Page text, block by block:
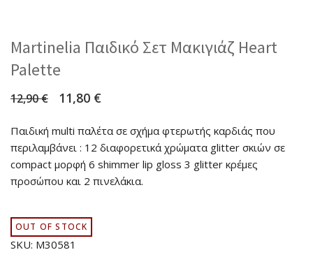
Martinelia Παιδικό Σετ Μακιγιάζ Heart
Palette
12,90€ 11,80 €
Παιδική multi παλέτα σε σχήμα φτερωτής καρδιάς που
περιλαμβάνει : 12 διαφορετικά χρώματα glitter σκιών σε
compact μορφή 6 shimmer lip gloss 3 glitter κρέμες
προσώπου και 2 πινελάκια.
OUT OF STOCK
SKU: M30581